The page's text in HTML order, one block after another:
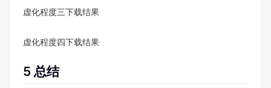
虚化程度三下载结果
虚化程度四下载结果
5 总结